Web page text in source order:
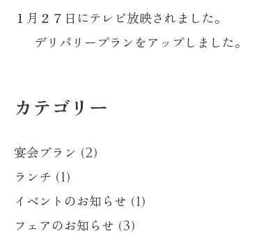
１月２７日にテレビ放映されました。
デリバリープランをアップしました。
カテゴリー
宴会プラン (2)
ランチ (1)
イベントのお知らせ (1)
フェアのお知らせ (3)